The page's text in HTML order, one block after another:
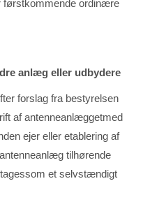
førstkommen­de ordinære
anlæg eller udbydere
forslag fra bestyrelsen
af antenneanlæggetmed
ejer eller etablering af
tilhørende
et selvstændigt